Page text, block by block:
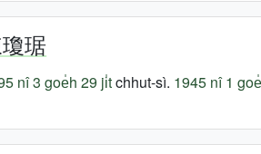
琚
nî3 goe̍h 29 ji̍tchhut-sì. 1945 nî 1